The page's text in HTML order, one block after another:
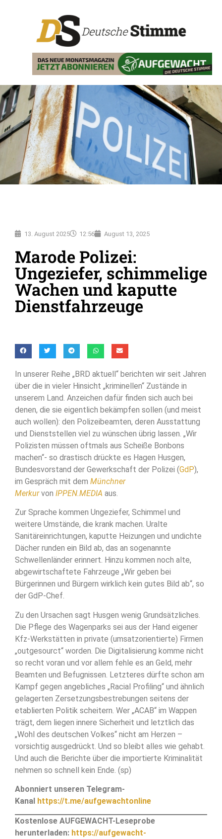
13. August 2025 12:56 August 13, 2025
Marode Polizei:
Ungeziefer, schimmelige
Wachen und kaputte
Dienstfahrzeuge
In unserer Reihe „BRD aktuell“ berichten wir seit Jahren
über die in vieler Hinsicht „kriminellen“ Zustände in
unserem Land. Anzeichen dafür finden sich auch bei
denen, die sie eigentlich bekämpfen sollen (und meist
auch wollen): den Polizeibeamten, deren Ausstattung
und Dienststellen viel zu wünschen übrig lassen. „Wir
Polizisten müssen oftmals aus Scheiße Bonbons
machen“- so drastisch drückte es Hagen Husgen,
Bundesvorstand der Gewerkschaft der Polizei (GdP),
im Gespräch mit dem Münchner
Merkurvon IPPEN.MEDIA aus.
Zur Sprache kommen Ungeziefer, Schimmel und
weitere Umstände, die krank machen. Uralte
Sanitäreinrichtungen, kaputte Heizungen und undichte
Dächer runden ein Bild ab, das an sogenannte
Schwellenländer erinnert. Hinzu kommen noch alte,
abgewirtschaftete Fahrzeuge „Wir geben bei
Bürgerinnen und Bürgern wirklich kein gutes Bild ab“, so
der GdP-Chef.
Zu den Ursachen sagt Husgen wenig Grundsätzliches.
Die Pflege des Wagenparks sei aus der Hand eigener
Kfz-Werkstätten in private (umsatzorientierte) Firmen
„outgesourct“ worden. Die Digitalisierung komme nicht
so recht voran und vor allem fehle es an Geld, mehr
Beamten und Befugnissen. Letzteres dürfte schon am
Kampf gegen angebliches „Racial Profiling“ und ähnlich
gelagerten Zersetzungsbestrebungen seitens der
etablierten Politik scheitern. Wer „ACAB“ im Wappen
trägt, dem liegen innere Sicherheit und letztlich das
„Wohl des deutschen Volkes“ nicht am Herzen –
vorsichtig ausgedrückt. Und so bleibt alles wie gehabt.
Und auch die Berichte über die importierte Kriminalität
nehmen so schnell kein Ende. (sp)
Abonniert unseren Telegram-
Kanal https://t.me/aufgewachtonline
Kostenlose AUFGEWACHT-Leseprobe
herunterladen: https://aufgewacht-